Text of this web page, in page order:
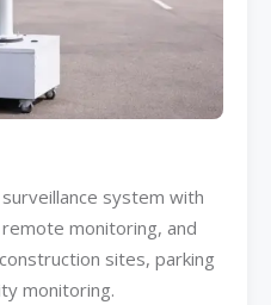
system with
monitoring, and
sites, parking
monitoring.